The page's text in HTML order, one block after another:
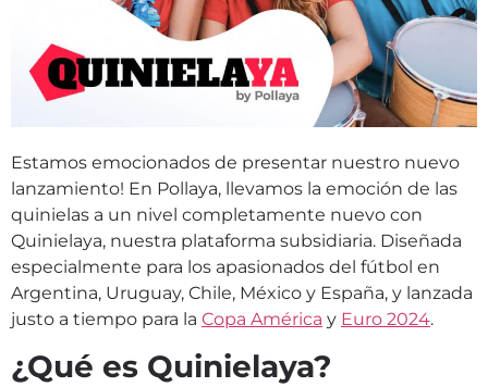
Estamos emocionados de presentar nuestro nuevo
lanzamiento! En Pollaya, llevamos la emoción de las
quinielas a un nivel completamente nuevo con
Quinielaya, nuestra plataforma subsidiaria. Diseñada
especialmente para los apasionados del fútbol en
Argentina, Uruguay, Chile, México y España, y lanzada
justo a tiempo para la Copa América y Euro 2024.
¿Qué es Quinielaya?